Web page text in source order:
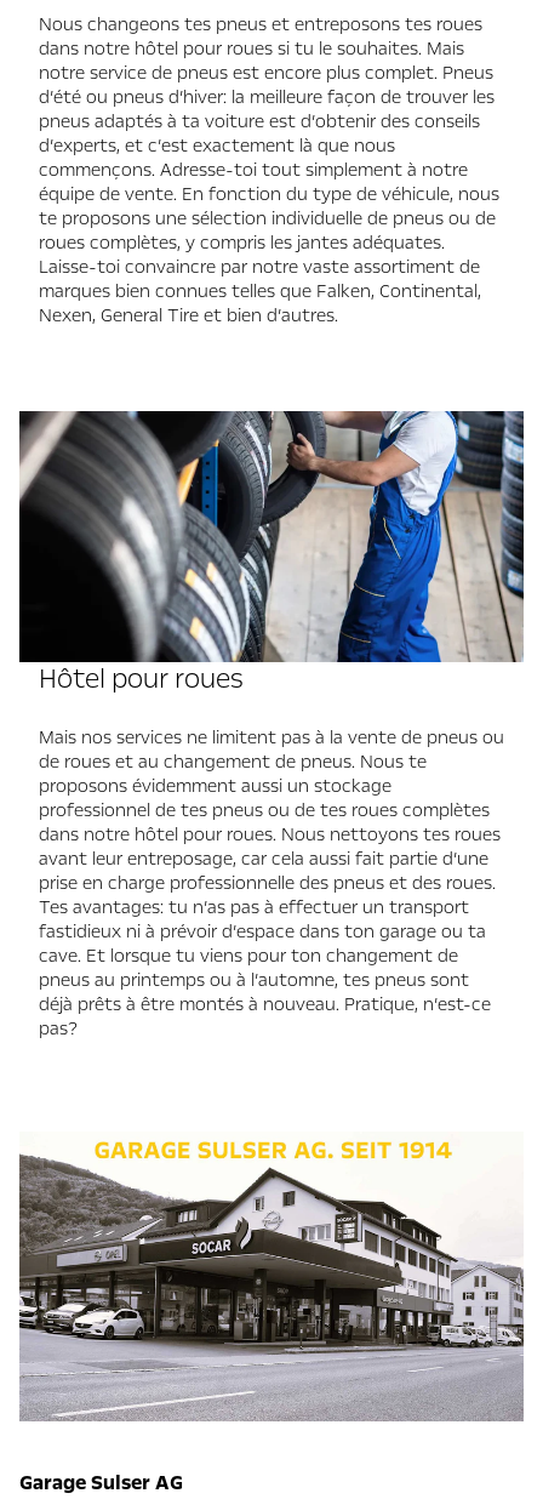
Nous changeons tes pneus et entreposons tes roues
dans notre hôtel pour roues si tu le souhaites. Mais
notre service de pneus est encore plus complet. Pneus
d’été ou pneus d’hiver: la meilleure façon de trouver les
pneus adaptés à ta voiture est d’obtenir des conseils
d’experts, et c’est exactement là que nous
commençons. Adresse-toi tout simplement à notre
équipe de vente. En fonction du type de véhicule, nous
te proposons une sélection individuelle de pneus ou de
roues complètes, y compris les jantes adéquates.
Laisse-toi convaincre par notre vaste assortiment de
marques bien connues telles que Falken, Continental,
Nexen, General Tire et bien d’autres.
Hôtel pour roues
Mais nos services ne limitent pas à la vente de pneus ou
de roues et au changement de pneus. Nous te
proposons évidemment aussi un stockage
professionnel de tes pneus ou de tes roues complètes
dans notre hôtel pour roues. Nous nettoyons tes roues
avant leur entreposage, car cela aussi fait partie d’une
prise en charge professionnelle des pneus et des roues.
Tes avantages: tu n’as pas à effectuer un transport
fastidieux ni à prévoir d’espace dans ton garage ou ta
cave. Et lorsque tu viens pour ton changement de
pneus au printemps ou à l’automne, tes pneus sont
déjà prêts à être montés à nouveau. Pratique, n’est-ce
pas?
Garage Sulser AG